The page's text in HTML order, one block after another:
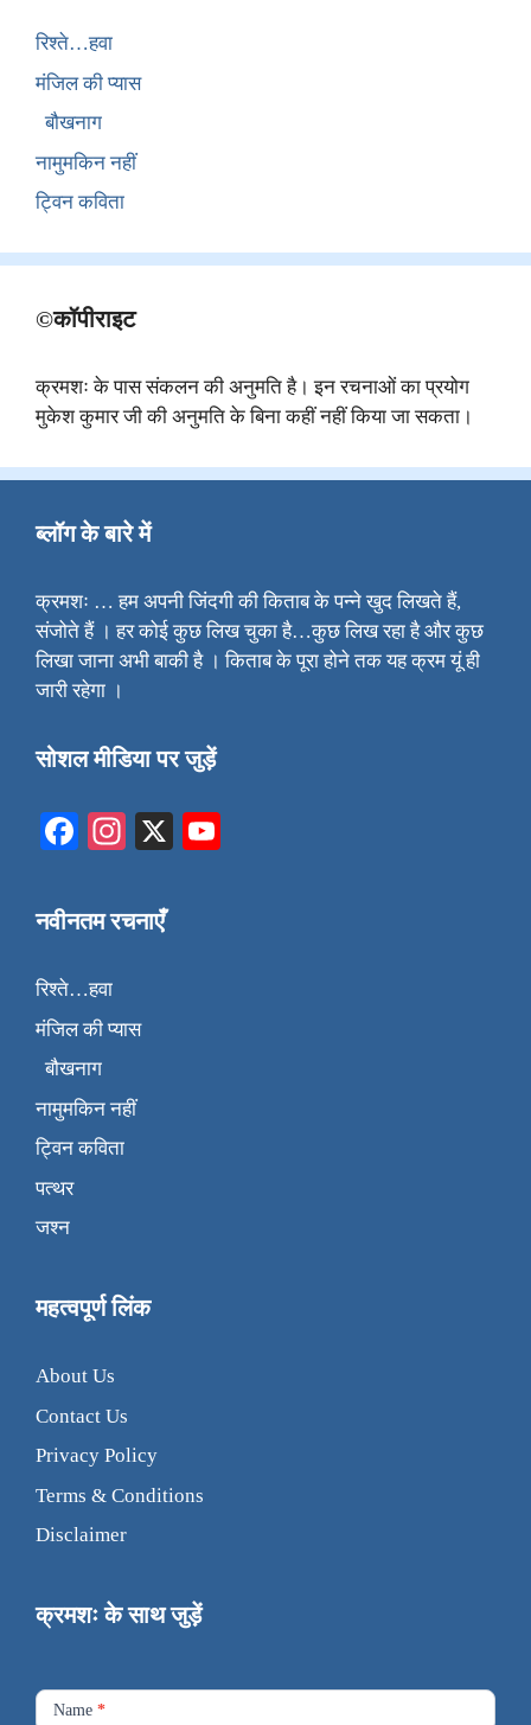
रिश्ते…हवा
मंजिल की प्यास
बौखनाग
नामुमकिन नहीं
ट्विन कविता
©कॉपीराइट
क्रमशः के पास संकलन की अनुमति है। इन रचनाओं का प्रयोग
मुकेश कुमार जी की अनुमति के बिना कहीं नहीं किया जा सकता।
ब्लॉग के बारे में
क्रमशः … हम अपनी जिंदगी की किताब के पन्ने खुद लिखते हैं,
संजोते हैं । हर कोई कुछ लिख चुका है…कुछ लिख रहा है और कुछ
लिखा जाना अभी बाकी है । किताब के पूरा होने तक यह क्रम यूं ही
जारी रहेगा ।
सोशल मीडिया पर जुड़ें
Facebook
Instagram
X
नवीनतम रचनाएँ
रिश्ते…हवा
मंजिल की प्यास
बौखनाग
नामुमकिन नहीं
ट्विन कविता
पत्थर
जश्न
महत्वपूर्ण लिंक
About Us
Contact Us
Privacy Policy
Terms & Conditions
Disclaimer
क्रमशः के साथ जुड़ें
Contact
Name *